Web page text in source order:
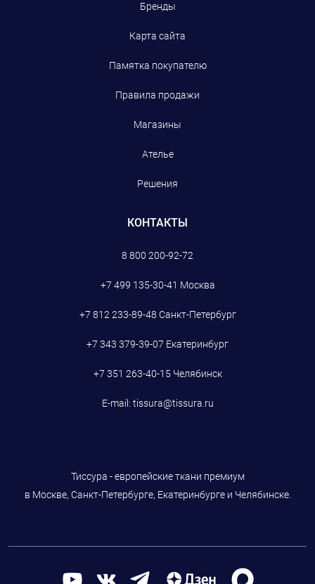
Бренды
Карта сайта
Памятка покупателю
Правила продажи
Магазины
Ателье
Решения
КОНТАКТЫ
8 800 200-92-72
+7 499 135-30-41 Москва
+7 812 233-89-48 Санкт-Петербург
+7 343 379-39-07 Екатеринбург
+7 351 263-40-15 Челябинск
E-mail: tissura@tissura.ru
Тиссура - европейские ткани премиум
в Москве, Санкт-Петербурге, Екатеринбурге и Челябинске.